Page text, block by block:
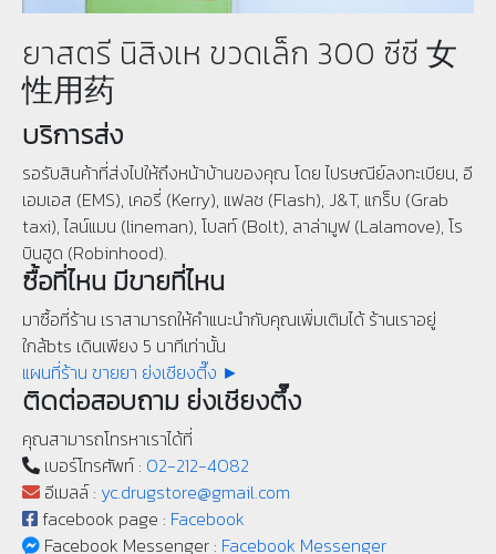
ยาสตรี นิสิงเห ขวดเล็ก 300 ซีซี 女
性用药
บริการส่ง
รอรับสินค้าที่ส่งไปให้ถึงหน้าบ้านของคุณ โดย ไปรษณีย์ลงทะเบียน, อี
เอมเอส (EMS), เคอรี่ (Kerry), แฟลช (Flash), J&T, แกร็บ (Grab
taxi), ไลน์แมน (lineman), โบลท์ (Bolt), ลาล่ามูฟ (Lalamove), โร
บินฮูด (Robinhood).
ซื้อที่ไหน มีขายที่ไหน
มาซื้อที่ร้าน เราสามารถให้คำแนะนำกับคุณเพิ่มเติมได้ ร้านเราอยู่
ใกล้bts เดินเพียง 5 นาทีเท่านั้น
แผนที่ร้าน ขายยา ย่งเชียงตึ๊ง ►
ติดต่อสอบถาม ย่งเชียงตึ๊ง
คุณสามารถโทรหาเราได้ที่
เบอร์โทรศัพท์ : 02-212-4082
อีเมลล์ : yc.drugstore@gmail.com
facebook page : Facebook
Facebook Messenger : Facebook Messenger